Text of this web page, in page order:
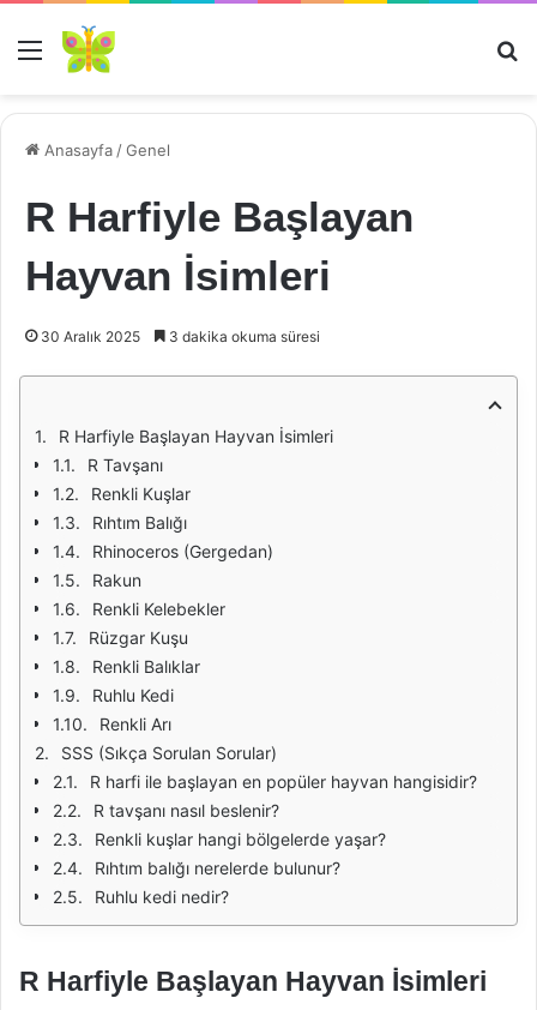
Menü
Anasayfa /Genel
R Harfiyle Başlayan
Hayvan İsimleri
30 Aralık 2025 3 dakika okuma süresi
R Harfiyle Başlayan Hayvan İsimleri
R Tavşanı
Renkli Kuşlar
Rıhtım Balığı
Rhinoceros (Gergedan)
Rakun
Renkli Kelebekler
Rüzgar Kuşu
Renkli Balıklar
Ruhlu Kedi
Renkli Arı
SSS (Sıkça Sorulan Sorular)
R harfi ile başlayan en popüler hayvan hangisidir?
R tavşanı nasıl beslenir?
Renkli kuşlar hangi bölgelerde yaşar?
Rıhtım balığı nerelerde bulunur?
Ruhlu kedi nedir?
R Harfiyle Başlayan Hayvan İsimleri